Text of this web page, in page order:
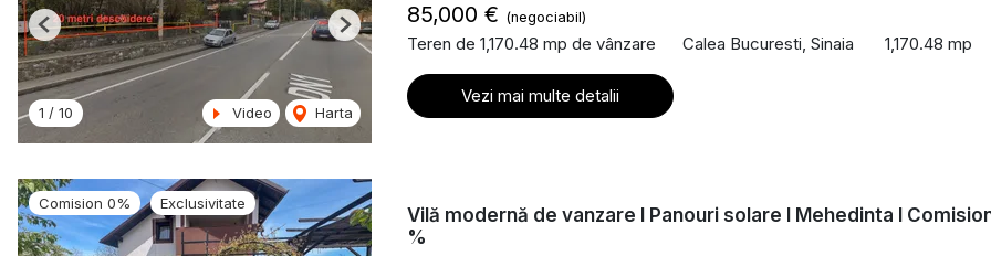
1 / 10 Video Harta
Previous Next
85,000 € (negociabil)
Teren de 1,170.48 mp de vânzare Calea Bucuresti, Sinaia 1,170.48 mp
Vezi mai multe detalii
Comision 0% Exclusivitate
Vilă modernă de vanzare I Panouri solare I Mehedinta I
%